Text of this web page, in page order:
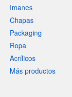
Imanes
Chapas
Packaging
Ropa
Acrílicos
Más productos